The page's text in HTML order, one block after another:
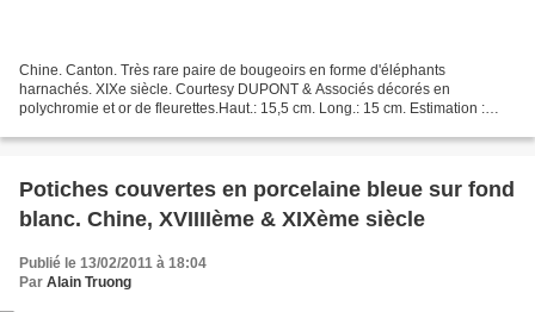
Chine. Canton. Très rare paire de bougeoirs en forme d'éléphants
harnachés. XIXe siècle. Courtesy DUPONT & Associés décorés en
polychromie et or de fleurettes.Haut.: 15,5 cm. Long.: 15 cm. Estimation :
Potiches couvertes en porcelaine bleue sur fond
blanc. Chine, XVIIIIème & XIXème siècle
Publié le 13/02/2011 à 18:04
Par Alain Truong